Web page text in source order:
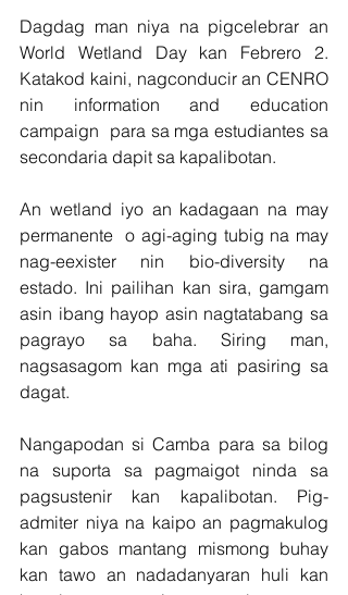
Dagdag man niya na pigcelebrar an
World Wetland Day kan Febrero 2.
Katakod kaini, nagconducir an CENRO
nin information and education
campaign  para sa mga estudiantes sa
secondaria dapit sa kapalibotan.
An wetland iyo an kadagaan na may
permanente  o agi-aging tubig na may
nag-eexister nin bio-diversity na
estado. Ini pailihan kan sira, gamgam
asin ibang hayop asin nagtatabang sa
pagrayo sa baha. Siring man,
nagsasagom kan mga ati pasiring sa
dagat.
Nangapodan si Camba para sa bilog
na suporta sa pagmaigot ninda sa
pagsustenir kan kapalibotan. Pig-
admiter niya na kaipo an pagmakulog
kan gabos mantang mismong buhay
kan tawo an nadadanyaran huli kan